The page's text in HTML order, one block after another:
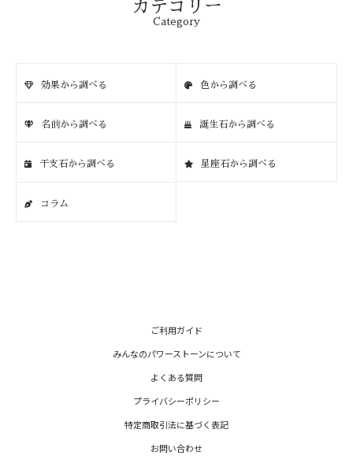
カテゴリー
Category
効果から調べる 色から調べる
名前から調べる 誕生石から調べる
干支石から調べる 星座石から調べる
コラム
ご利用ガイド
みんなのパワーストーンについて
よくある質問
プライバシーポリシー
特定商取引法に基づく表記
お問い合わせ